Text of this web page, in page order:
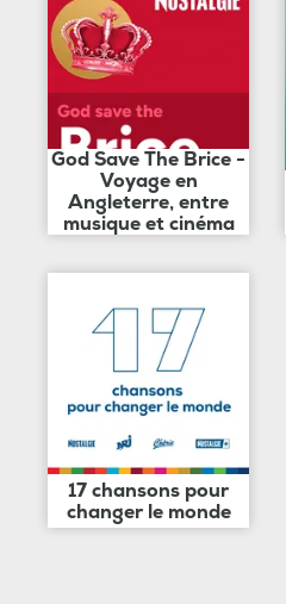
God Save The Brice -
Voyage en
Angleterre, entre
musique et cinéma
17 chansons pour
changer le monde